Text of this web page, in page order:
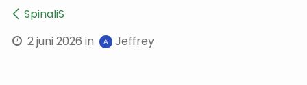
SpinaliS
2 juni 2026 in Jeffrey